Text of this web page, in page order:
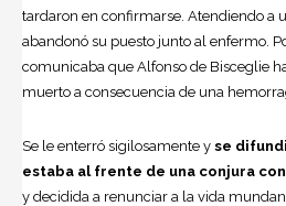
tardaron en confirmarse. Atendiendo a
abandonó su puesto junto al enfermo.
comunicaba que Alfonso de Bisceglie
muerto a consecuencia de una
Se le enterró sigilosamente y se
estaba al frente de una conjura
y decidida a renunciar a la vida